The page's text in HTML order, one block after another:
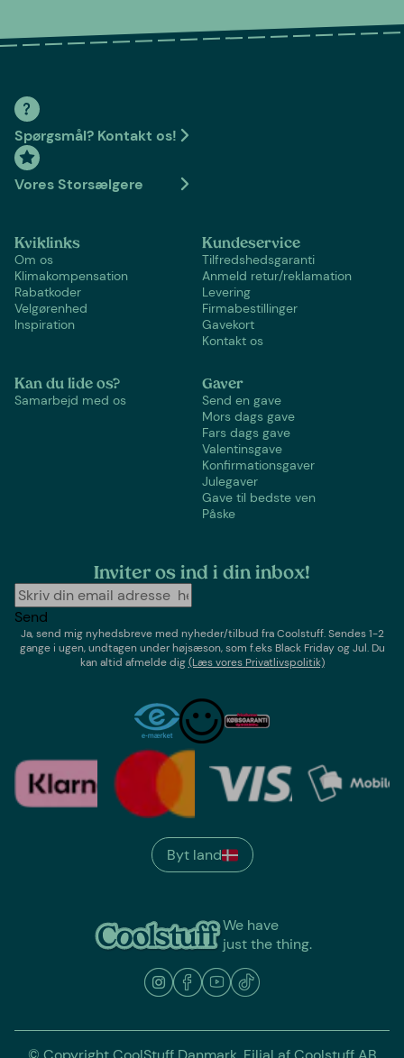
Spørgsmål? Kontakt os!
Vores Storsælgere
Kviklinks
Om os
Klimakompensation
Rabatkoder
Velgørenhed
Inspiration
Kundeservice
Tilfredshedsgaranti
Anmeld retur/reklamation
Levering
Firmabestillinger
Gavekort
Kontakt os
Kan du lide os?
Samarbejd med os
Gaver
Send en gave
Mors dags gave
Fars dags gave
Valentinsgave
Konfirmationsgaver
Julegaver
Gave til bedste ven
Påske
Inviter os ind i din inbox!
Send
Ja, send mig nyhedsbreve med nyheder/tilbud fraCoolstuff. Sendes 1-2
gange i ugen,undtagen under højsæson, som f.eks Black Friday og Jul. Du
kan altid afmelde dig(Læs vores Privatlivspolitik)
We have
just the thing.
Byt land